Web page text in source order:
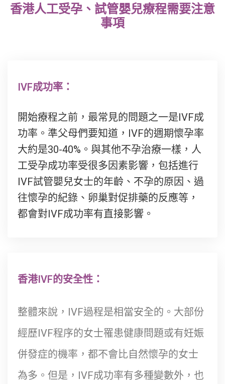
香港人工受孕、試管嬰兒療程需要注意
事項
IVF成功率：
開始療程之前，最常見的問題之一是IVF成
功率。準父母們要知道，IVF的週期懷孕率
大約是30-40%。與其他不孕治療一樣，人
工受孕成功率受很多因素影響，包括進行
IVF試管嬰兒女士的年齡、不孕的原因、過
往懷孕的紀錄、卵巢對促排藥的反應等，
都會對IVF成功率有直接影響。
香港IVF的安全性：
整體來說，IVF過程是相當安全的。大部份
經歷IVF程序的女士罹患健康問題或有妊娠
併發症的機率，都不會比自然懷孕的女士
為多。但是，IVF成功率有多種變數外，也